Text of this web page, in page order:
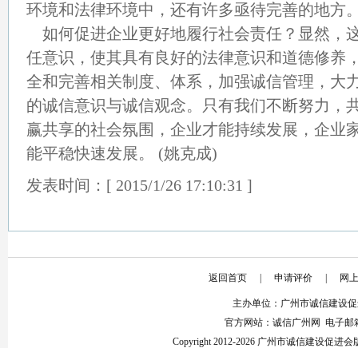
环境和法律环境中，还有许多亟待完善的地方
如何促进企业更好地履行社会责任？显然，
任意识，使其具有良好的法律意识和道德修养
全和完善相关制度、体系，加强诚信管理，大
的诚信意识与诚信观念。只有我们不断努力，
赢共享的社会氛围，企业才能持续发展，企业
能平稳快速发展。 (姚克成)
发表时间：[ 2015/1/26 17:10:31 ]
返回首页 申请评价 网
主办单位：广州市诚信建设
官方网站：诚信广州网 电子邮
Copyright 2012-2026 广州市诚信建设促进